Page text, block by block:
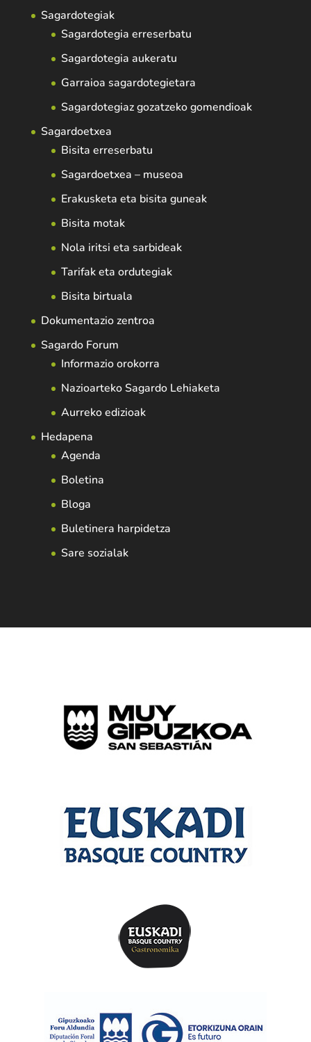
Sagardotegiak
Sagardotegia erreserbatu
Sagardotegia aukeratu
Garraioa sagardotegietara
Sagardotegiaz gozatzeko gomendioak
Sagardoetxea
Bisita erreserbatu
Sagardoetxea – museoa
Erakusketa eta bisita guneak
Bisita motak
Nola iritsi eta sarbideak
Tarifak eta ordutegiak
Bisita birtuala
Dokumentazio zentroa
Sagardo Forum
Informazio orokorra
Nazioarteko Sagardo Lehiaketa
Aurreko edizioak
Hedapena
Agenda
Boletina
Bloga
Buletinera harpidetza
Sare sozialak